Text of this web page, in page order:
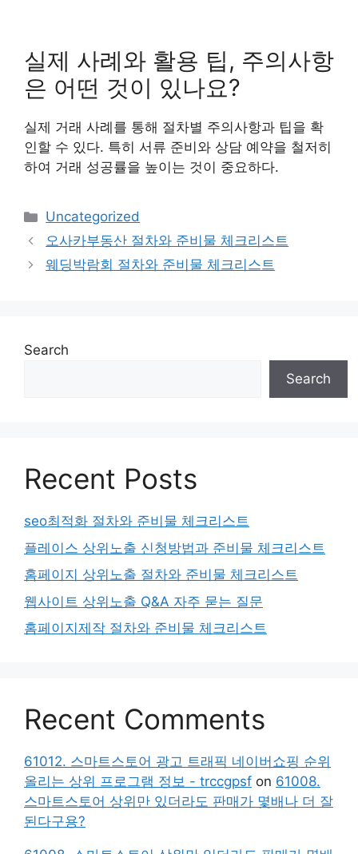
실제 사례와 활용 팁, 주의사항
은 어떤 것이 있나요?
실제 거래 사례를 통해 절차별 주의사항과 팁을 확
인할 수 있다. 특히 서류 준비와 상담 예약을 철저히
하여 거래 성공률을 높이는 것이 중요하다.
Categories
Uncategorized
오사카부동산 절차와 준비물 체크리스트
웨딩박람회 절차와 준비물 체크리스트
Search
Search
Recent Posts
seo최적화 절차와 준비물 체크리스트
플레이스 상위노출 신청방법과 준비물 체크리스트
홈페이지 상위노출 절차와 준비물 체크리스트
웹사이트 상위노출 Q&A 자주 묻는 질문
홈페이지제작 절차와 준비물 체크리스트
Recent Comments
61012. 스마트스토어 광고 트래픽 네이버쇼핑 순위
올리는 상위 프로그램 정보 - trccgpsf on 61008.
스마트스토어 상위만 있더라도 판매가 몇배나 더 잘
된다구용?